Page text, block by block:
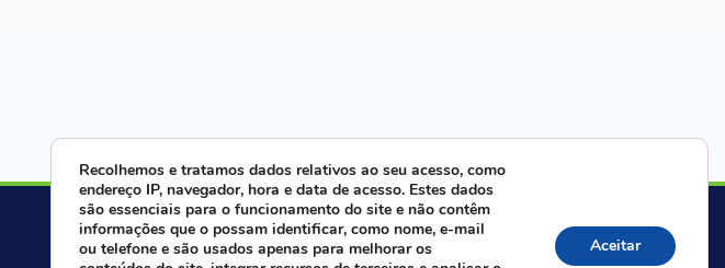
Fale agora com nossa equipe:
Recolhemos e tratamos dados relativos ao seu acesso, como
endereço IP, navegador, hora e data de acesso. Estes dados
são essenciais para o funcionamento do site e não contêm
informações que o possam identificar, como nome, e-mail
ou telefone e são usados apenas para melhorar os
Aceitar